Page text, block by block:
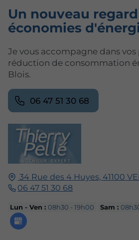
34 Rue des 4 Huyes,41100
06 47 51 30 68
Lun - Ven :08h30 - 19h00 Sam :
Un nouveau
économies
Je vous accompagne dans
réduction de consommation
Blois.
06 47 51 30 68